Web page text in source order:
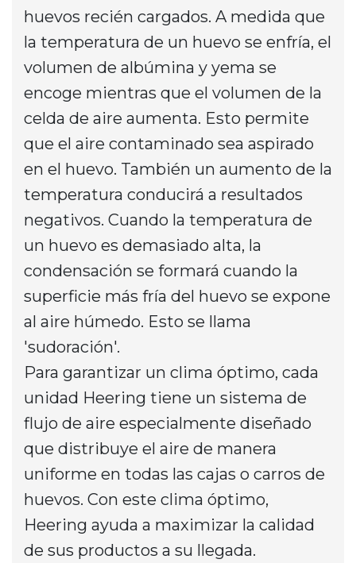
huevos recién cargados. A medida que
la temperatura de un huevo se enfría, el
volumen de albúmina y yema se
encoge mientras que el volumen de la
celda de aire aumenta. Esto permite
que el aire contaminado sea aspirado
en el huevo. También un aumento de la
temperatura conducirá a resultados
negativos. Cuando la temperatura de
un huevo es demasiado alta, la
condensación se formará cuando la
superficie más fría del huevo se expone
al aire húmedo. Esto se llama
'sudoración'.
Para garantizar un clima óptimo, cada
unidad Heering tiene un sistema de
flujo de aire especialmente diseñado
que distribuye el aire de manera
uniforme en todas las cajas o carros de
huevos. Con este clima óptimo,
Heering ayuda a maximizar la calidad
de sus productos a su llegada.